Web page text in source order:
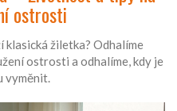
ostrosti
klasická žiletka? Odhalíme
ostrosti a odhalíme, kdy je
vyměnit.